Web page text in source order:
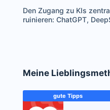
Den Zugang zu KIs
ruinieren: ChatGPT,
Meine
gute Tipps